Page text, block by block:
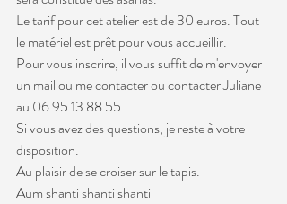
Le tarif pour cet atelier est de 30 euros. Tout
le matériel est prêt pour vous accueillir.
Pour vous inscrire, il vous suffit de m'envoyer
un mail ou me contacter ou contacter Juliane
au 06 95 13 88 55.
Si vous avez des questions, je reste à votre
disposition.
Au plaisir de se croiser sur le tapis.
Aum shanti shanti shanti